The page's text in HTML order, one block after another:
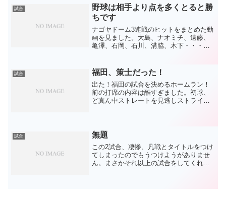
その後9回までノーヒット( ﾟДﾟ)大野もま
た前の大...
試合
野球は相手より点を多くとると勝
ちです
ナゴヤドーム3連戦のヒットをまとめた動
画を見ました。大島、ナオミチ、遠藤、
亀澤、石岡、石川、溝脇、木下・・・そ
されたのかと疑うくらい(笑)タイムリーは
亀澤の1本だけ！？...
試合 福田、策士だった！
出た！福田の試合を決めるホームラン！
前の打席の内容は酷すぎました。初球、
ど真ん中ストレートを見逃しストライ
見た光景とはいえ、今日...
試合 無題
この2試合、凄惨、凡戦とタイトルをつけ
てしまったのでもうつけようがありませ
ん。まさかそれ以上の試合をしてくれる